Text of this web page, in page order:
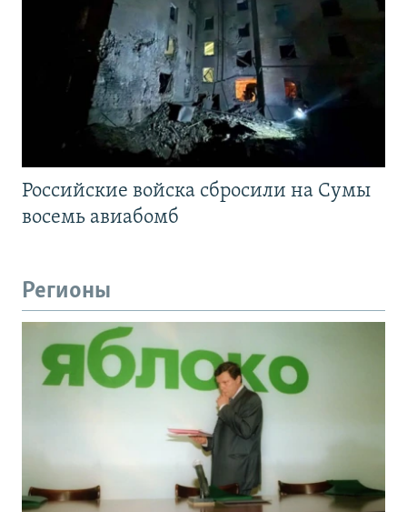
Российские войска сбросили на Сумы
восемь авиабомб
Регионы